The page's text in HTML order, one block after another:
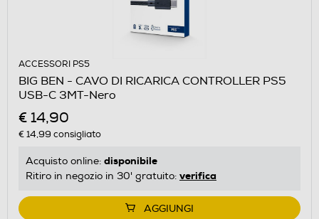
ACCESSORI PS5
BIG BEN - CAVO DI RICARICA CONTROLLER PS5
USB-C 3MT-Nero
€ 14,90
€ 14,99 consigliato
Acquisto online: disponibile
Ritiro in negozio in 30' gratuito: verifica
AGGIUNGI